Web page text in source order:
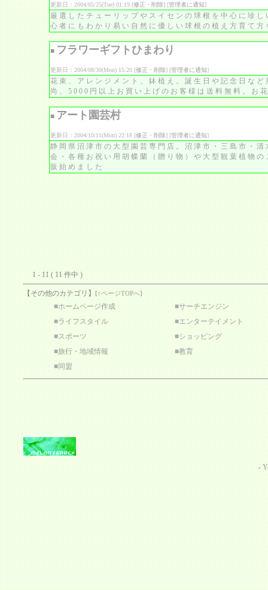
更新日：2004/05/25(Tue) 01:19 [修正・削除] [管理者に通知]
厳選したチューリップやスイセンの球根を中心に珍
心者にもわかり易い自然に優しい球根の植え方育て
■ フラワーギフトひまわり
更新日：2004/08/30(Mon) 15:20 [修正・削除] [管理者に通知]
花束、アレンジメント、鉢植え。誕生日や記念日な
尚、5000円以上お買い上げのお客様は送料無料。お
■ アート園芸村
更新日：2004/10/11(Mon) 22:18 [修正・削除] [管理者に通知]
静岡県沼津市の大型園芸専門店。沼津市・三島市・
会・各種お祝い用胡蝶蘭（贈り物）や大型観葉植物
販始めました
1 - 11 ( 11 件中 )
【その他のカテゴリ】[↑ページTOPへ]
■ホームページ作成 ■サーチエンジン
■ライフスタイル ■エンターテイメント
■スポーツ ■ショッピング
■旅行・地域情報 ■教育
■同盟
-